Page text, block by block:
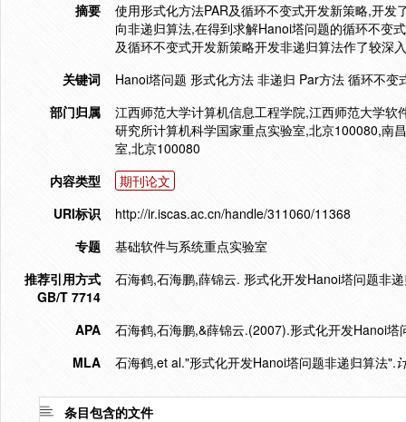
摘要
使用形式化方法PAR及循环不变式开发新策略,开
向非递归算法,在得到求解Hanoi塔问题的循环不变
及循环不变式开发新策略开发非递归算法作了较深
关键词
Hanoi塔问题 形式化方法 非递归 Par方法 循环不变
部门归属
江西师范大学计算机信息工程学院,江西师范大学
研究所计算机科学国家重点实验室,北京100080,南
室,北京100080
内容类型
期刊论文
URI标识
http://ir.iscas.ac.cn/handle/311060/11368
专题
基础软件与系统重点实验室
推荐引用方式
GB/T 7714
石海鹤,石海鹏,薛锦云. 形式化开发Hanoi塔问题非
APA
石海鹤,石海鹏,&薛锦云.(2007).形式化开发Hanoi塔
MLA
石海鹤,et al."形式化开发Hanoi塔问题非递归算法".
条目包含的文件